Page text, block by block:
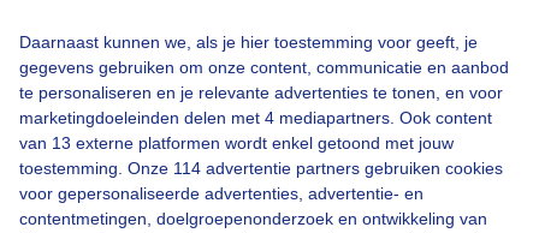
Daarnaast kunnen we, als je hier toestemming voor geeft, je
gegevens gebruiken om onze content, communicatie en aanbod
te personaliseren en je relevante advertenties te tonen, en voor
marketingdoeleinden delen met 4 mediapartners. Ook content
van 13 externe platformen wordt enkel getoond met jouw
toestemming. Onze 114 advertentie partners gebruiken cookies
voor gepersonaliseerde advertenties, advertentie- en
contentmetingen, doelgroepenonderzoek en ontwikkeling van
Over Buienradar